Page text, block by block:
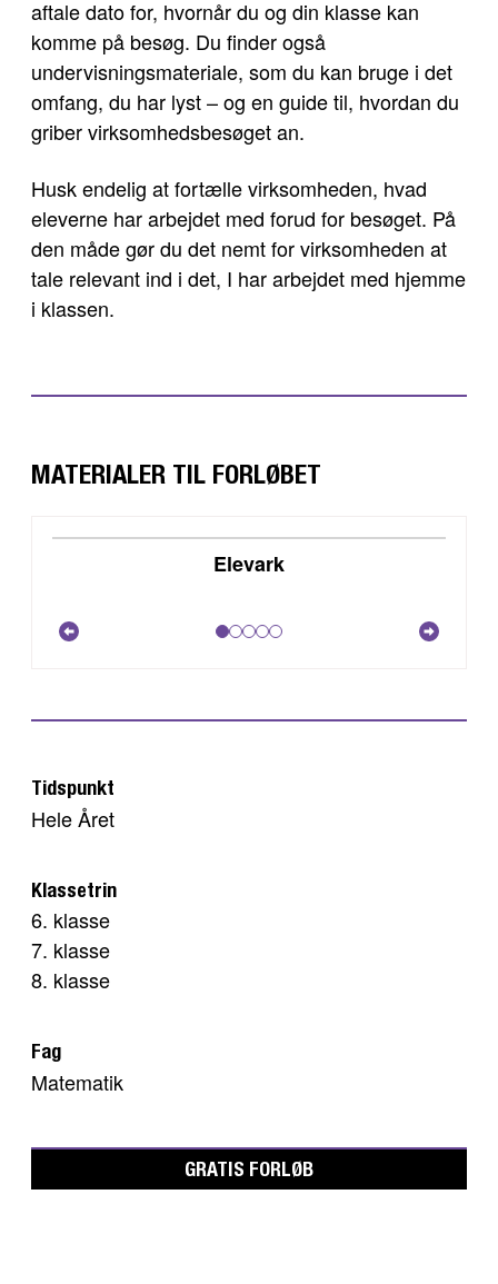
aftale dato for, hvornår du og din klasse kan
komme på besøg. Du finder også
undervisningsmateriale, som du kan bruge i det
omfang, du har lyst – og en guide til, hvordan du
griber virksomhedsbesøget an.
Husk endelig at fortælle virksomheden, hvad
eleverne har arbejdet med forud for besøget. På
den måde gør du det nemt for virksomheden at
tale relevant ind i det, I har arbejdet med hjemme
i klassen.
MATERIALER TIL FORLØBET
VIS
Elevark
Tidspunkt
Hele Året
Klassetrin
6. klasse
7. klasse
8. klasse
Fag
Matematik
GRATIS FORLØB